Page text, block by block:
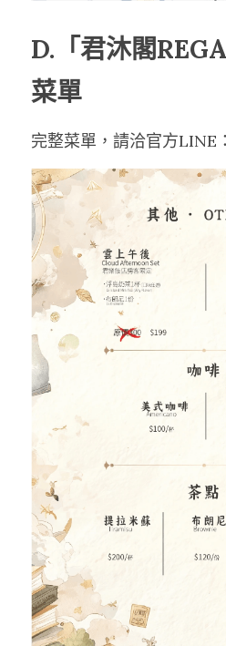
D.「君沐閣
菜單
完整菜單，請洽官方LINE：